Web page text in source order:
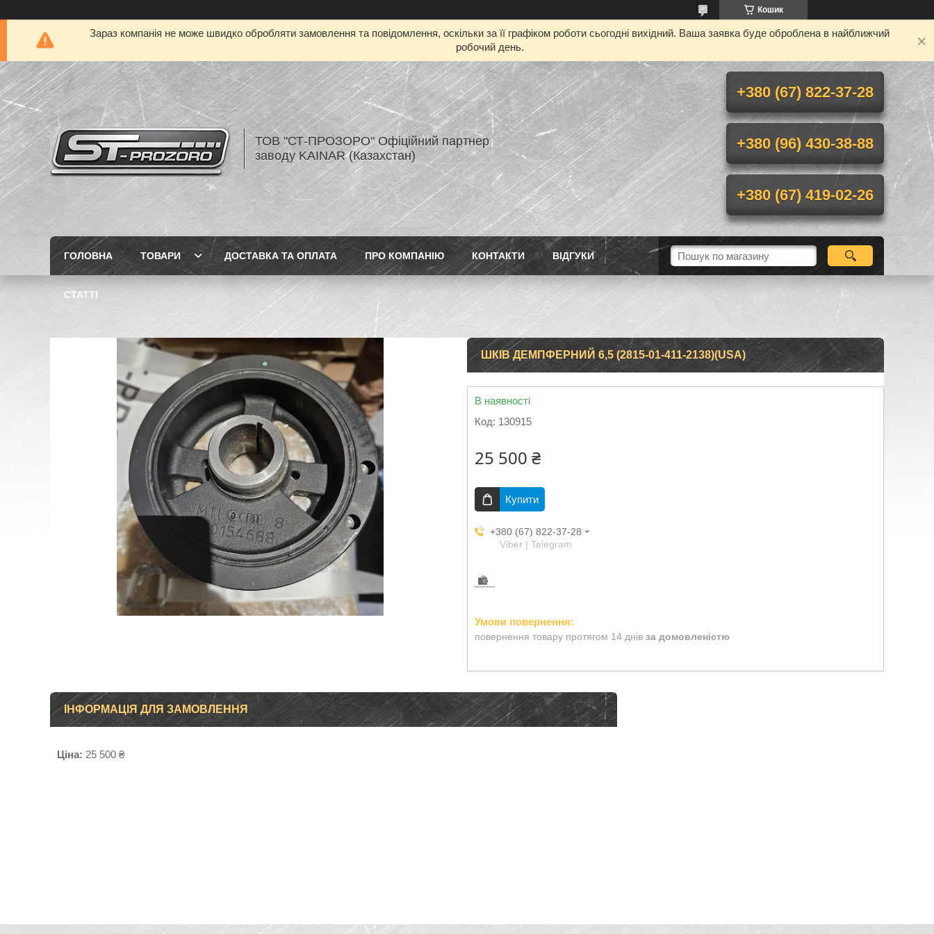
Кошик
Зараз компанія не може швидко обробляти замовлення та повідомлення, оскільки за її графіком роботи сьогодні вихідний. Ваша заявка буде оброблена в найближчий
робочий день.
ТОВ "СТ-ПРОЗОРО" Офіційний партнер
заводу KAINAR (Казахстан)
+380 (67) 822-37-28
+380 (96) 430-38-88
+380 (67) 419-02-26
ГОЛОВНА ТОВАРИ ДОСТАВКА ТА ОПЛАТА ПРО КОМПАНІЮ КОНТАКТИ ВІДГУКИ
СТАТТІ
ШКІВ ДЕМПФЕРНИЙ 6,5 (2815-01-411-2138)(USA)
В наявності
Код: 130915
25 500 ₴
Купити
+380 (67) 822-37-28
Viber | Telegram
повернення товару протягом 14 днів за домовленістю
ІНФОРМАЦІЯ ДЛЯ ЗАМОВЛЕННЯ
Ціна: 25 500 ₴